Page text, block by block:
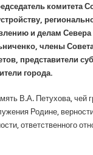
комитета
и делам Севера
, члены
представители
города.
В.А. Петухова, чей
Родине,
ответственного